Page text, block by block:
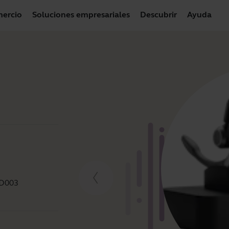
Soluciones empresariales Descubrir Ayuda